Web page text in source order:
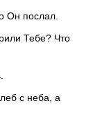
Он послал.
Тебе? Что
с неба, а